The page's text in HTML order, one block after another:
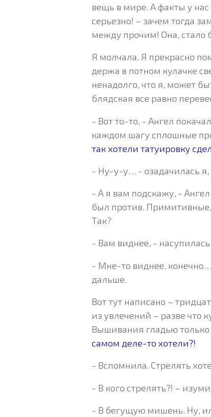
вещь в мире. А факты у
серьезно! – зачем тогда
между прочим! Она, стало
Я молчала. Я прекрасно
держа в потном кулачке
ненадолго, что я, может
блядская все равно
- Вот то-то, - Ангел
каждом шагу сплошные
так хотели татуировку
- Ну-у-у… - озадачилась
- А я вам подскажу, -
был против. Примитивные,
Так?
- Вам виднее, -
- Мне-то виднее,
дальше.
Вот тут написано –
из увлечений – разве что
Вышивания гладью только
самом деле-то хотели?!
- Вспомнила. Стрелять
- В кого стрелять?! –
- В бегущую мишень. Ну,